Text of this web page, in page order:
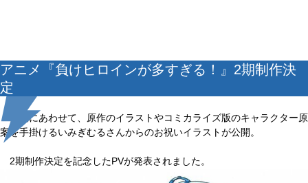
アニメ『負けヒロインが多すぎる！』2期制作決
定
発表にあわせて、原作のイラストやコミカライズ版のキャラクター原
案を手掛けるいみぎむるさんからのお祝いイラストが公開。
2期制作決定を記念したPVが発表されました。